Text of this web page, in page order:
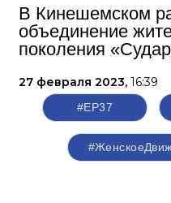
В Кинешемском
объединение
поколения
27 февраля 2023, 16:39
#ЕР37